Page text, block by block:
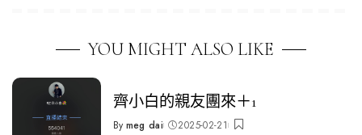
YOU MIGHT ALSO LIKE
齊小白的親友團來＋1
Posted
By meg dai 2025-02-21